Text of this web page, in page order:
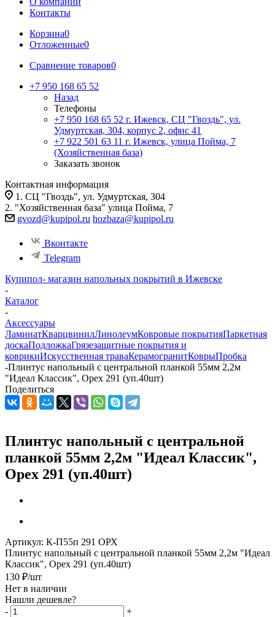
Контакты
Корзина0
Отложенные0
Сравнение товаров0
+7 950 168 65 52
Назад
Телефоны
+7 950 168 65 52 г. Ижевск, СЦ "Гвоздь", ул.
Удмуртская, 304, корпус 2, офис 41
+7 922 501 63 11 г. Ижевск, улица Пойма, 7
(Хозяйственная база)
Заказать звонок
Контактная информация
1. СЦ "Гвоздь", ул. Удмуртская, 304
2. "Хозяйственная база" улица Пойма, 7
gvozd@kupipol.ru hozbaza@kupipol.ru
Вконтакте
Telegram
Купипол- магазин напольных покрытий в Ижевске
-
Каталог
-
Аксессуары
ЛаминатКварцвинилЛинолеумКовровые покрытияПаркетная
доскаПодложкаГрязезащитные покрытия и
коврикиИскусственная траваКерамогранитКоврыПробка
-Плинтус напольный с центральной планкой 55мм 2,2м
"Идеал Классик", Орех 291 (уп.40шт)
Поделиться
Плинтус напольный с центральной
планкой 55мм 2,2м "Идеал Классик",
Орех 291 (уп.40шт)
Артикул: К-П55п 291 ОРХ
Плинтус напольный с центральной планкой 55мм 2,2м "Идеал
Классик", Орех 291 (уп.40шт)
130 ₽/шт
Нет в наличии
Нашли дешевле?
-
+